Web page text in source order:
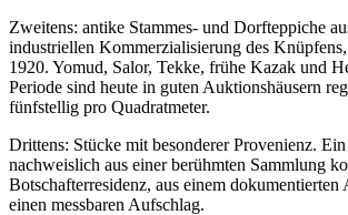
Zweitens: antike Stammes- und Dorfteppiche
industriellen Kommerzialisierung des
1920. Yomud, Salor, Tekke, frühe Kazak und
Periode sind heute in guten Auktionshäusern
fünfstellig pro Quadratmeter.
Drittens: Stücke mit besonderer Provenienz.
nachweislich aus einer berühmten Sammlung
Botschafterresidenz, aus einem
einen messbaren Aufschlag.